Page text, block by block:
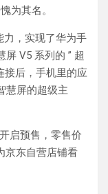
为其名。
力，实现了华为手
V5 系列的 ” 超
接后，手机里的应
慧屏的超级主
启预售，零售价
京东自营店铺看